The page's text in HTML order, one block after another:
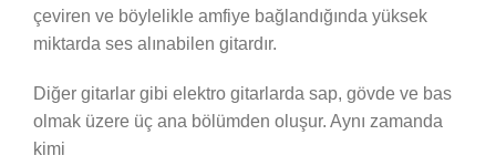
çeviren ve böylelikle amfiye bağlandığında yüksek
miktarda ses alınabilen gitardır.
Diğer gitarlar gibi elektro gitarlarda sap, gövde ve bas
olmak üzere üç ana bölümden oluşur. Aynı zamanda
kimi